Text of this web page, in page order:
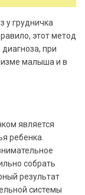
у грудничка
этот метод
при
малыша и в
является
ребенка.
собрать
результат
системы